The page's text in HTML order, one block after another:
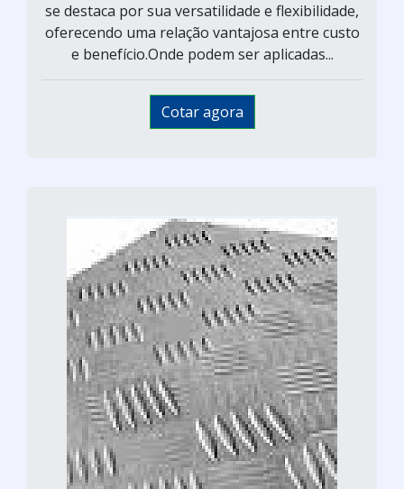
se destaca por sua versatilidade e flexibilidade,
oferecendo uma relação vantajosa entre custo
e benefício.Onde podem ser aplicadas...
Cotar agora